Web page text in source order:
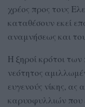
χρέος προς τους
καταθέσουν εκεί
αναμνήσεως και
Η ξηροί κρότοι
νεότητος
ευγενούς νίκης,
καρυοφυλλιών που